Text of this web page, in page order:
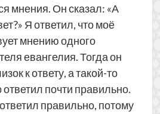
мнения. Он сказал: «А
Я ответил, что моё
мнению одного
евангелия. Тогда он
к ответу, а такой-то
почти правильно.
правильно, потому